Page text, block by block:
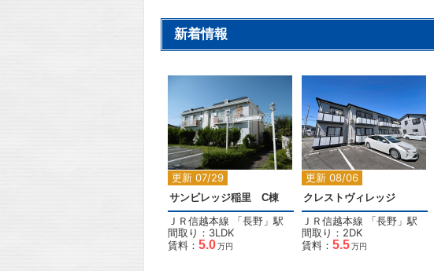
新着情報
更新 07/29
2
サンビレッジ稲里 C棟
ＪＲ信越本線 「長野 」駅
間取り：3LDK
賃料： 5.0万円
更新 08/06
2
クレストヴィレッジ
ＪＲ信越本線 「長野 」駅
間取り：2DK
賃料： 5.5万円